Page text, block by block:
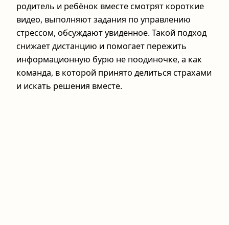
родитель и ребёнок вместе смотрят короткие
видео, выполняют задания по управлению
стрессом, обсуждают увиденное. Такой подход
снижает дистанцию и помогает пережить
информационную бурю не поодиночке, а как
команда, в которой принято делиться страхами
и искать решения вместе.